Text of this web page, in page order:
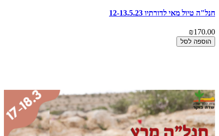
חנל"ה טיול מאי לדורתיו 12-13.5.23
₪170.00
הוספה לסל